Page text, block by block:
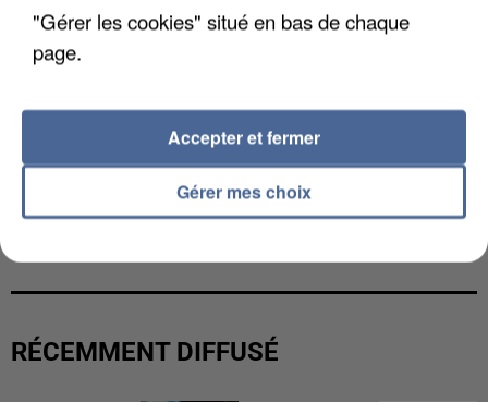
L’UN DES FONDATEURS SUPPOSÉS DE LA DZ
RÉCEMMENT DIFFUSÉ
"Gérer les cookies" situé en bas de chaque
page.
Gérer mes choix
Accepter et fermer